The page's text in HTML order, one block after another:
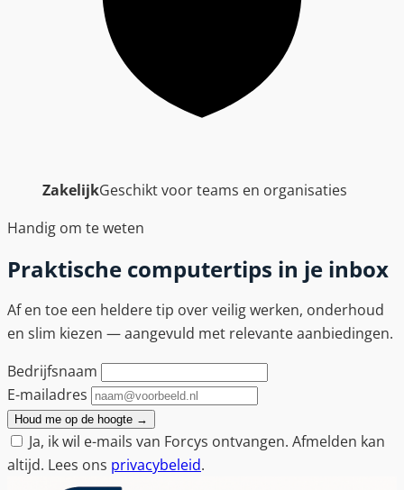
ZakelijkGeschikt voor teams en organisaties
Handig om te weten
Praktische computertips in je inbox
Af en toe een heldere tip over veilig werken, onderhoud
en slim kiezen — aangevuld met relevante aanbiedingen.
Bedrijfsnaam
E-mailadres
Houd me op de hoogte →
Ja, ik wil e-mails van Forcys ontvangen. Afmelden kan
altijd. Lees ons privacybeleid.